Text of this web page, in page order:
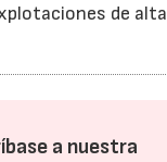
de alta
a nuestra